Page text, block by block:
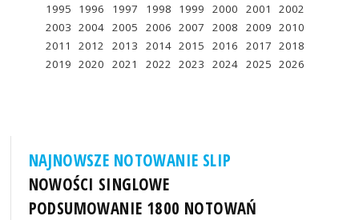
1995 1996 1997 1998 1999 2000 2001
2002
2003 2004 2005 2006 2007 2008 2009 2010
2011
2012 2013 2014 2015 2016 2017 2018
2019 2020 2021 2022 2023 2024 2025 2026
NAJNOWSZE NOTOWANIE SLIP
NOWOŚCI SINGLOWE
PODSUMOWANIE 1800 NOTOWAŃ